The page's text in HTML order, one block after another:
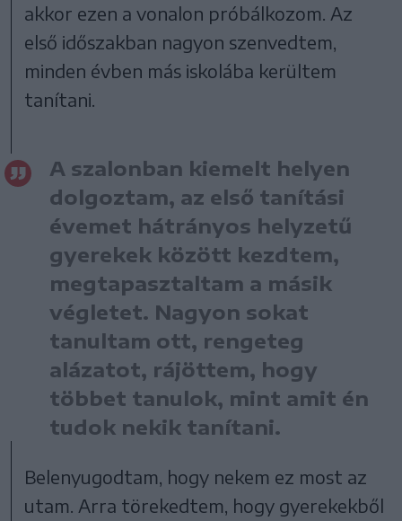
akkor ezen a vonalon próbálkozom. Az
első időszakban nagyon szenvedtem,
minden évben más iskolába kerültem
tanítani.
A szalonban kiemelt helyen
dolgoztam, az első tanítási
évemet hátrányos helyzetű
gyerekek között kezdtem,
megtapasztaltam a másik
végletet. Nagyon sokat
tanultam ott, rengeteg
alázatot, rájöttem, hogy
többet tanulok, mint amit én
tudok nekik tanítani.
Belenyugodtam, hogy nekem ez most az
utam. Arra törekedtem, hogy gyerekekből